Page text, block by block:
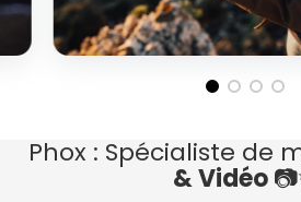
Phox : Spécialiste de
& Vidéo